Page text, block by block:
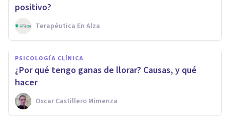
positivo?
Terapéutica En Alza
PSICOLOGÍA CLÍNICA
¿Por qué tengo ganas de llorar? Causas, y qué
hacer
Oscar Castillero Mimenza
Ventajas y desventajas de la
Terapia Cognitivo-Conductual
Oscar Castillero Mimenza